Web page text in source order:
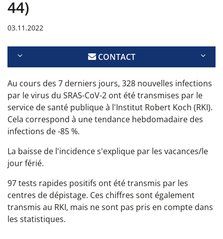
44)
03.11.2022
CONTACT
Au cours des 7 derniers jours, 328 nouvelles infections
par le virus du SRAS-CoV-2 ont été transmises par le
service de santé publique à l'Institut Robert Koch (RKI).
Cela correspond à une tendance hebdomadaire des
infections de -85 %.
La baisse de l'incidence s'explique par les vacances/le
jour férié.
97 tests rapides positifs ont été transmis par les
centres de dépistage. Ces chiffres sont également
transmis au RKI, mais ne sont pas pris en compte dans
les statistiques.